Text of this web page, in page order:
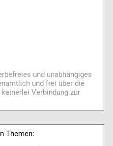
und unabhängiges
und frei über die
Verbindung zur
Themen: